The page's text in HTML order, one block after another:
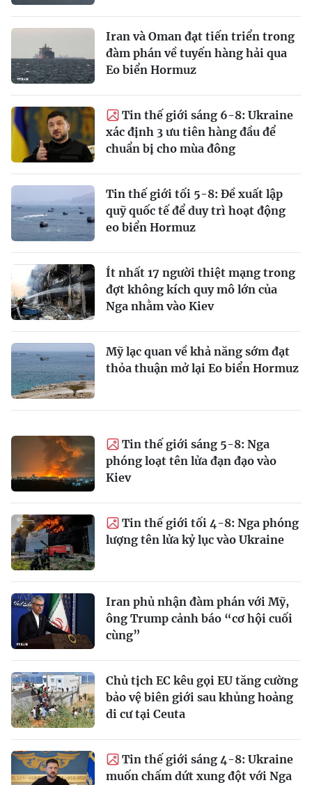
Iran và Oman đạt tiến triển trong
đàm phán về tuyến hàng hải qua
Eo biển Hormuz
Tin thế giới sáng 6-8: Ukraine
xác định 3 ưu tiên hàng đầu để
chuẩn bị cho mùa đông
Tin thế giới tối 5-8: Đề xuất lập
quỹ quốc tế để duy trì hoạt động
eo biển Hormuz
Ít nhất 17 người thiệt mạng trong
đợt không kích quy mô lớn của
Nga nhằm vào Kiev
Mỹ lạc quan về khả năng sớm đạt
thỏa thuận mở lại Eo biển Hormuz
Tin thế giới sáng 5-8: Nga
phóng loạt tên lửa đạn đạo vào
Kiev
Tin thế giới tối 4-8: Nga phóng
lượng tên lửa kỷ lục vào Ukraine
Iran phủ nhận đàm phán với Mỹ,
ông Trump cảnh báo “cơ hội cuối
cùng”
Chủ tịch EC kêu gọi EU tăng cường
bảo vệ biên giới sau khủng hoảng
di cư tại Ceuta
Tin thế giới sáng 4-8: Ukraine
muốn chấm dứt xung đột với Nga